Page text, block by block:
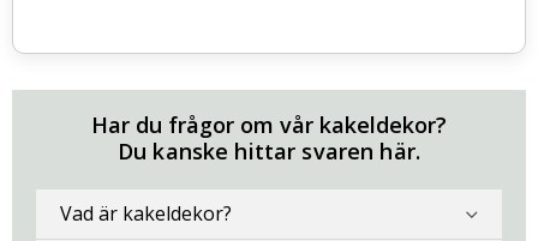
Har du frågor om vår kakeldekor?
Du kanske hittar svaren här.
Vad är kakeldekor?